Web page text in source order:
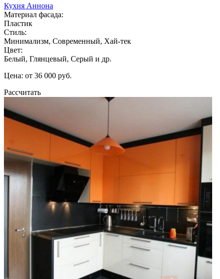
Кухня Аннона
Материал фасада:
Пластик
Стиль:
Минимализм, Современный, Хай-тек
Цвет:
Белый, Глянцевый, Серый и др.
Цена: от 36 000 руб.
Рассчитать